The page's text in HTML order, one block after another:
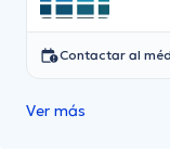
Contactar al
Ver más